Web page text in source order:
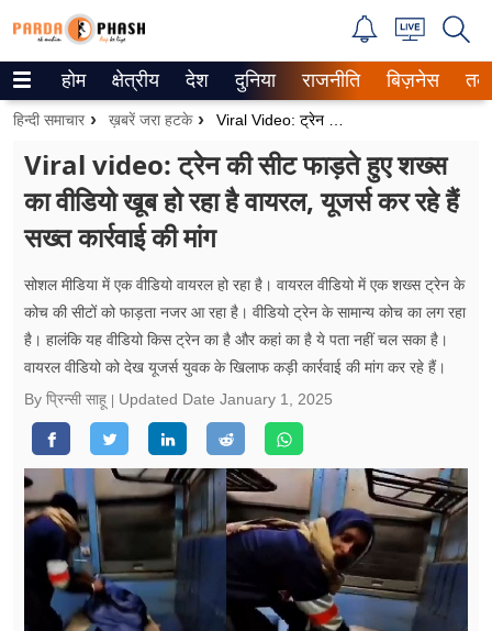
Trending on Google News
वेब स्टोरीज
उत्तर प्रदेश
गैलरी
वीडियो
रिलेशनशिप
जीवन मंत्रा
फूड
ब्‍यूटी
होम क्षेत्रीय देश दुनिया राजनीति बिज़नेस
हिन्दी समाचार ख़बरें जरा हटके
Viral video: ट्रेन की सीट फाड़ते हुए शख्स
का वीडियो खूब हो रहा है वायरल, यूजर्स कर रहे हैं
सख्त कार्रवाई की मांग
सोशल मीडिया में एक वीडियो वायरल हो रहा है। वायरल वीडियो में एक शख्स ट्रेन के
कोच की सीटों को फाड़ता नजर आ रहा है। वीडियो ट्रेन के सामान्य कोच का लग रहा
है। हालंकि यह वीडियो किस ट्रेन का है और कहां का है ये पता नहीं चल सका है।
वायरल वीडियो को देख यूजर्स युवक के खिलाफ कड़ी कार्रवाई की मांग कर रहे हैं।
By प्रिन्सी साहू
Updated Date January 1, 2025